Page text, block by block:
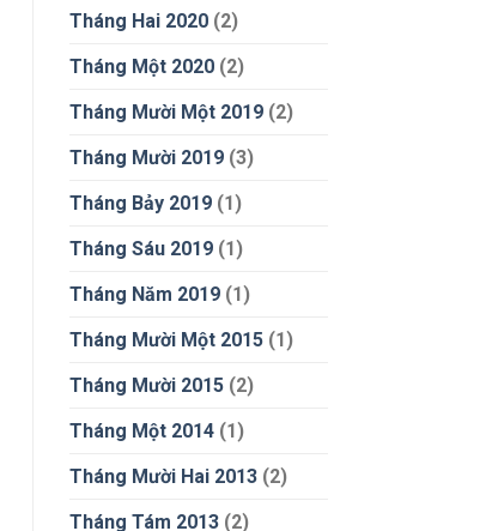
Tháng Hai 2020(2)
Tháng Một 2020(2)
Tháng Mười Một 2019(2)
Tháng Mười 2019(3)
Tháng Bảy 2019(1)
Tháng Sáu 2019(1)
Tháng Năm 2019(1)
Tháng Mười Một 2015(1)
Tháng Mười 2015(2)
Tháng Một 2014(1)
Tháng Mười Hai 2013(2)
Tháng Tám 2013(2)